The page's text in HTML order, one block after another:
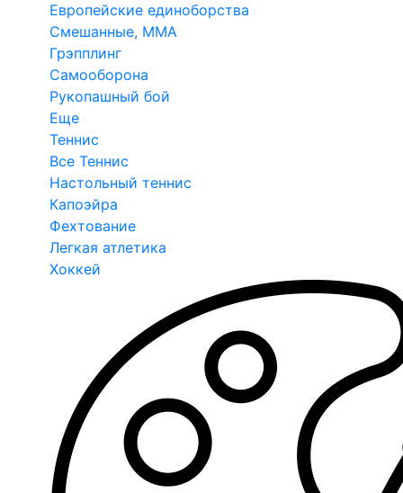
Европейские единоборства
Смешанные, ММА
Грэпплинг
Самооборона
Рукопашный бой
Еще
Теннис
Все Теннис
Настольный теннис
Капоэйра
Фехтование
Легкая атлетика
Хоккей